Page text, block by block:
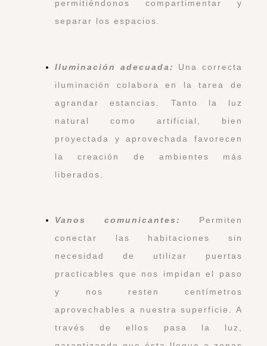
permitiéndonos compartimentar y
separar los espacios.
Iluminación adecuada:
Una correcta
iluminación colabora en la tarea de
agrandar estancias. Tanto la luz
natural como artificial, bien
proyectada y aprovechada favorecen
la creación de ambientes más
liberados.
Vanos comunicantes:
Permiten
conectar las habitaciones sin
necesidad de utilizar puertas
practicables que nos impidan el paso
y nos resten centímetros
aprovechables a nuestra superficie. A
través de ellos pasa la luz,